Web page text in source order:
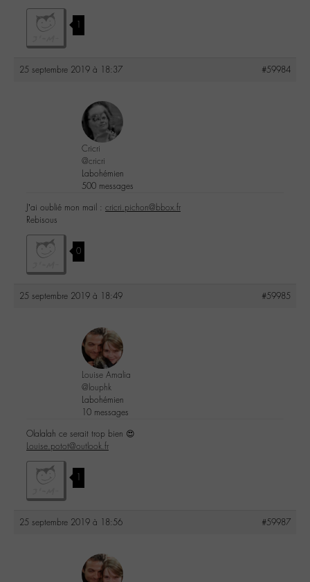
1
25 septembre 2019 à 18:37 #59984
Cricri
@cricri
Labohémien
500 messages
J’ai oublié mon mail : cricri.pichon@bbox.fr
Rebisous
0
25 septembre 2019 à 18:49 #59985
Louise Amalia
@louphk
Labohémien
10 messages
Olalalah ce serait trop bien 😍
Louise.potot@outlook.fr
1
25 septembre 2019 à 18:56 #59987